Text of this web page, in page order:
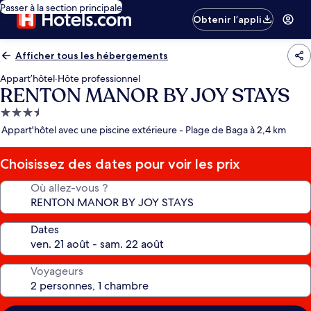
Passer à la section principale
Obtenir l’appli
Afficher tous les hébergements
Appart’hôtel·Hôte professionnel
RENTON MANOR BY JOY STAYS
Hébergement
3.5 étoiles
Appart'hôtel avec une piscine extérieure - Plage de Baga à 2,4 km
Choisissez des dates pour voir les prix
Où allez-vous ?
Dates
Voyageurs